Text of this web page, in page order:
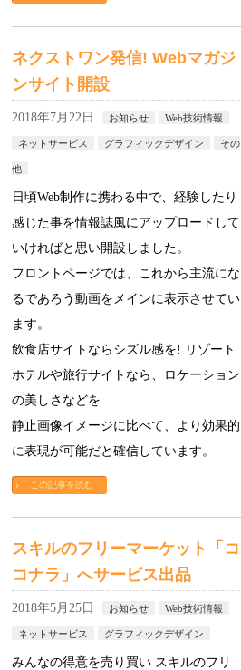
ネクストワン発信! Webマガジ
ンサイト開設
2018年7月22日 お知らせ Web技術情報
ネットサービス グラフィックデザイン その
他
日頃Web制作に携わる中で、経験したり
感じた事を情報誌風にアップロードして
いければと思い開設しました。
フロントページでは、これから主流にな
るであろう動画をメインに表示させてい
ます。
飲食店サイトならシズル感を! リゾート
ホテルや旅行サイトなら、ロケーション
の美しさなどを
静止画像イメージに比べて、より効果的
に表現が可能だと確信しています。
この記事を読む
スキルのフリーマーケット「コ
コナラ」へサービス出品
2018年5月25日 お知らせ Web技術情報
ネットサービス グラフィックデザイン
みんなの得意を売り買い スキルのフリ